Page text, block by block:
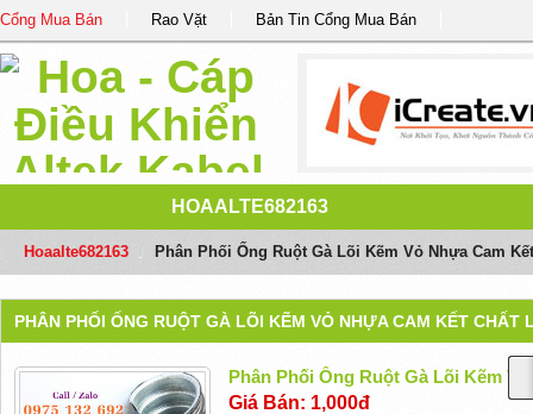
Cổng Mua Bán Rao Vặt Bản Tin Cổng Mua Bán
HOAALTE682163
Hoaalte682163 Phân Phối Ống Ruột Gà Lõi Kẽm Vỏ Nhựa Cam
PHÂN PHỐI ỐNG RUỘT GÀ LÕI KẼM VỎ NHỰA CAM KẾT CHẤT
Phân Phối Ống Ruột Gà Lõi Kẽm
Giá Bán: 1,000đ